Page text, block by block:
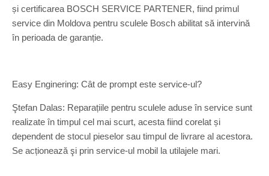
și certificarea BOSCH SERVICE PARTENER, fiind primul
service din Moldova pentru sculele Bosch abilitat să intervină
în perioada de garanție.
Easy Enginering: Cât de prompt este service-ul?
Ştefan Dalas: Reparațiile pentru sculele aduse în service sunt
realizate în timpul cel mai scurt, acesta fiind corelat și
dependent de stocul pieselor sau timpul de livrare al acestora.
Se acționează şi prin service-ul mobil la utilajele mari.